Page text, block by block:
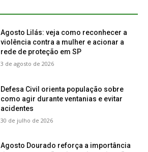
Agosto Lilás: veja como reconhecer a
violência contra a mulher e acionar a
rede de proteção em SP
3 de agosto de 2026
Defesa Civil orienta população sobre
como agir durante ventanias e evitar
acidentes
30 de julho de 2026
Agosto Dourado reforça a importância